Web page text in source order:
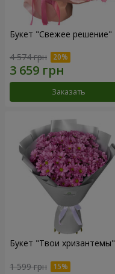
Букет "Свежее решение"
4 574 грн
Заказать
Букет "Твои хризантемы"
1 599 грн